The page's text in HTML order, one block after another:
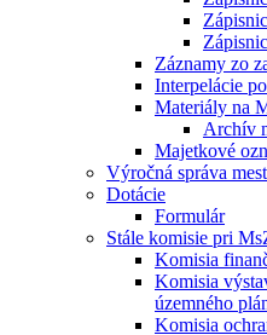
Záznamy zo
Interpelácie
Materiály na
Archív
Majetkové
Výročná správa
Dotácie
Formulár
Stále komisie pri
Komisia
Komisia
územného
Komisia